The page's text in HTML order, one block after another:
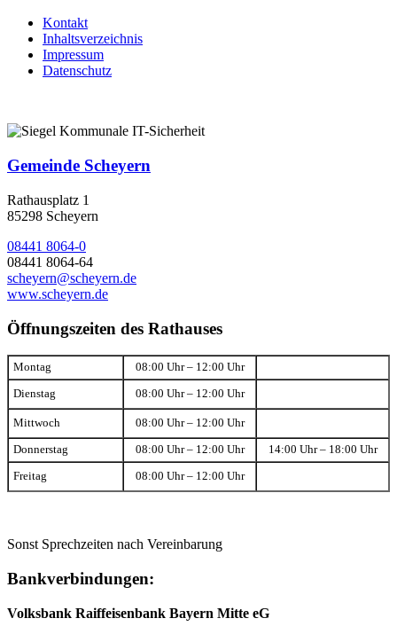
Kontakt
Inhaltsverzeichnis
Impressum
Datenschutz
Gemeinde Scheyern
Rathausplatz 1
85298 Scheyern
08441 8064-0
08441 8064-64
scheyern@scheyern.de
www.scheyern.de
Öffnungszeiten des Rathauses
Montag 08:00 Uhr – 12:00 Uhr
Dienstag 08:00 Uhr – 12:00 Uhr
Mittwoch 08:00 Uhr – 12:00 Uhr
Donnerstag 08:00 Uhr – 12:00 Uhr 14:00 Uhr – 18:00 Uhr
Freitag 08:00 Uhr – 12:00 Uhr
Sonst Sprechzeiten nach Vereinbarung
Bankverbindungen:
Volksbank Raiffeisenbank Bayern Mitte eG